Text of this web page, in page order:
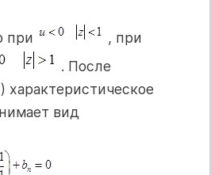
при
, при
. После
характеристическое
вид